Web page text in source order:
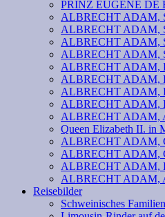
PRINZ EUGÈNE
ALBRECHT ADAM,
ALBRECHT ADAM,
ALBRECHT ADAM,
ALBRECHT ADAM,
ALBRECHT ADAM,
ALBRECHT ADAM,
ALBRECHT ADAM,
ALBRECHT ADAM,
ALBRECHT ADAM,
Queen Elizabeth II. in
ALBRECHT ADAM,
ALBRECHT ADAM,
ALBRECHT ADAM,
ALBRECHT ADAM,
Reisebilder
Schweinisches